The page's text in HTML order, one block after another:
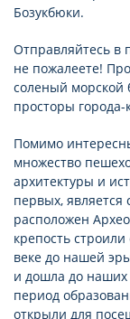
Бозукбюки.
Отправляйтесь в
не пожалеете!
соленый морской
просторы
Помимо
множество
архитектуры и
первых, является
расположен
крепость
веке до нашей
и дошла до наших
период
открыли для